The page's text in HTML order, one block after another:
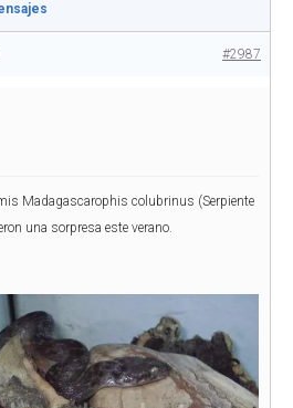
#2987
Madagascarophis colubrinus (Serpiente
una sorpresa este verano.